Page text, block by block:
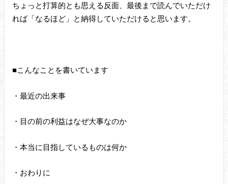
ちょっと打算的とも思える反面、最後まで読んでいただけ
れば「なるほど」と納得していただけると思います。
■こんなことを書いています
・最近の出来事
・目の前の利益はなぜ大事なのか
・本当に目指しているものは何か
・おわりに